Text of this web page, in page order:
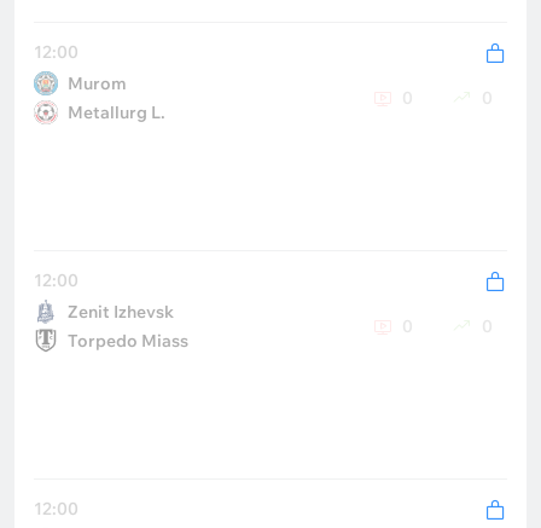
12:00
Murom
Metallurg L.
0 0
12:00
Zenit Izhevsk
Torpedo Miass
0 0
12:00